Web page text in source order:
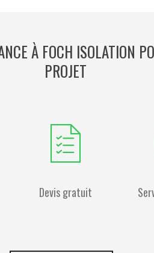
À FOCH ISOLATION
PROJET
Devis gratuit